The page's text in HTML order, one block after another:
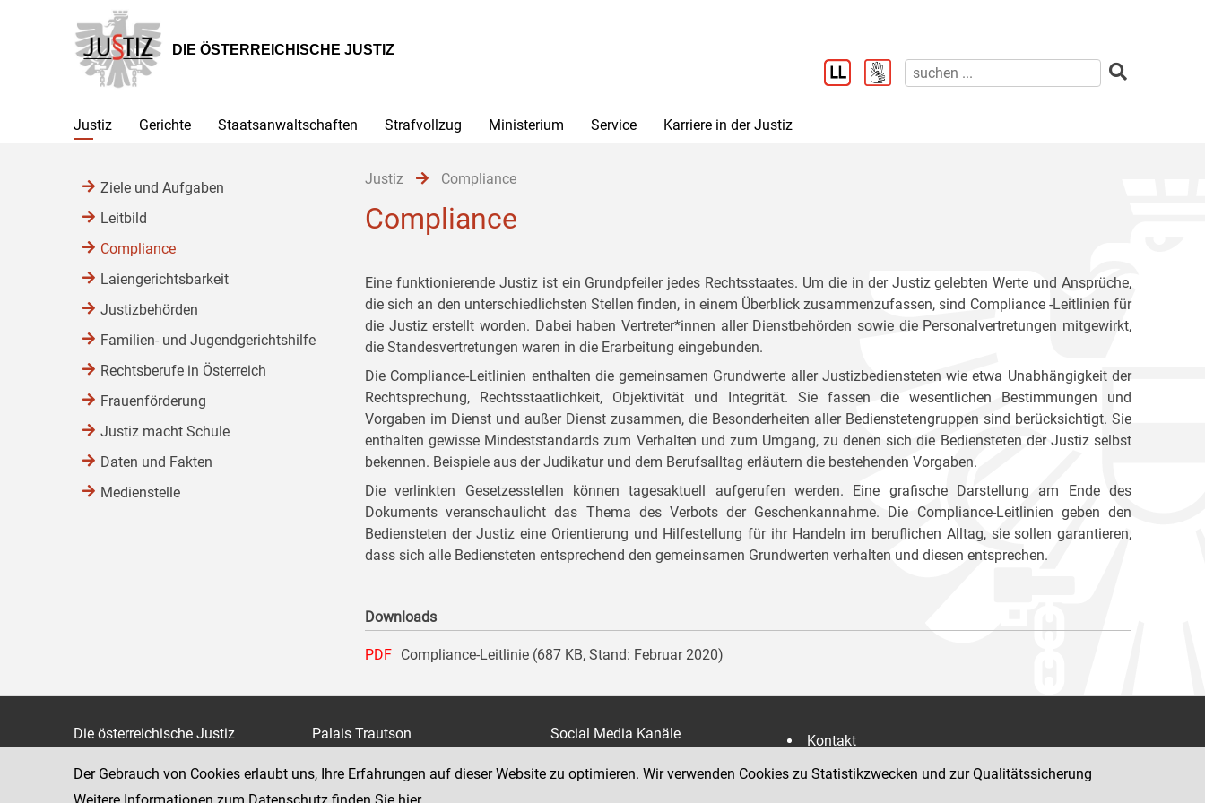
Hauptnavigation
[1]
Inhalt
[2]
Untermenü
[3]
DIE ÖSTERREICHISCHE JUSTIZ
Justiz Gerichte Staatsanwaltschaften Strafvollzug Ministerium Service Karriere in der Justiz
Justiz Compliance
Compliance
Eine funktionierende Justiz ist ein Grundpfeiler jedes Rechtsstaates. Um die in der Justiz gelebten Werte und Ansprüche,
die sich an den unterschiedlichsten Stellen finden, in einem Überblick zusammenzufassen, sind Compliance -Leitlinien für
die Justiz erstellt worden. Dabei haben Vertreter*innen aller Dienstbehörden sowie die Personalvertretungen mitgewirkt,
die Standesvertretungen waren in die Erarbeitung eingebunden.
Die Compliance-Leitlinien enthalten die gemeinsamen Grundwerte aller Justizbediensteten wie etwa Unabhängigkeit der
Rechtsprechung, Rechtsstaatlichkeit, Objektivität und Integrität. Sie fassen die wesentlichen Bestimmungen und
Vorgaben im Dienst und außer Dienst zusammen, die Besonderheiten aller Bedienstetengruppen sind berücksichtigt. Sie
enthalten gewisse Mindeststandards zum Verhalten und zum Umgang, zu denen sich die Bediensteten der Justiz selbst
bekennen. Beispiele aus der Judikatur und dem Berufsalltag erläutern die bestehenden Vorgaben.
Die verlinkten Gesetzesstellen können tagesaktuell aufgerufen werden. Eine grafische Darstellung am Ende des
Dokuments veranschaulicht das Thema des Verbots der Geschenkannahme. Die Compliance-Leitlinien geben den
Bediensteten der Justiz eine Orientierung und Hilfestellung für ihr Handeln im beruflichen Alltag, sie sollen garantieren,
dass sich alle Bediensteten entsprechend den gemeinsamen Grundwerten verhalten und diesen entsprechen.
Downloads
PDF Compliance-Leitlinie (687 KB, Stand: Februar 2020)
Ziele und Aufgaben
Leitbild
Compliance
Laiengerichtsbarkeit
Justizbehörden
Familien- und Jugendgerichtshilfe
Rechtsberufe in Österreich
Frauenförderung
Justiz macht Schule
Daten und Fakten
Medienstelle
Die österreichische Justiz
justiz.gv.at
Palais Trautson
1070 Wien
Social Media Kanäle
Kontakt
Impressum
Der Gebrauch von Cookies erlaubt uns, Ihre Erfahrungen auf dieser Website zu optimieren. Wir verwenden Cookies zu Statistikzwecken und zur Qualitätssicherung